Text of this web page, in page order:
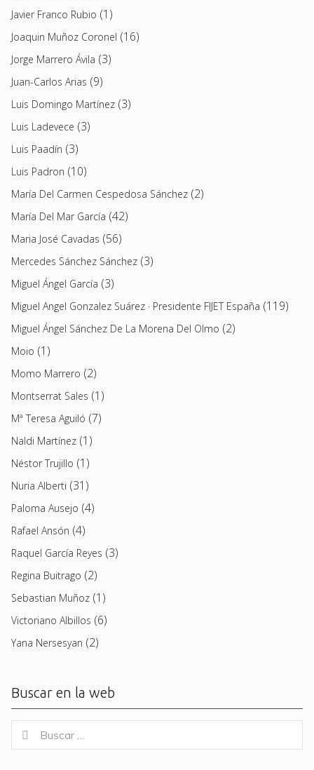
Javier Franco Rubio (1)
Joaquin Muñoz Coronel (16)
Jorge Marrero Ávila (3)
Juan-Carlos Arias (9)
Luis Domingo Martínez (3)
Luis Ladevece (3)
Luis Paadín (3)
Luis Padron (10)
María Del Carmen Cespedosa Sánchez (2)
María Del Mar García (42)
Maria José Cavadas (56)
Mercedes Sánchez Sánchez (3)
Miguel Ángel García (3)
Miguel Angel Gonzalez Suárez · Presidente FIJET España (119)
Miguel Ángel Sánchez De La Morena Del Olmo (2)
Moio (1)
Momo Marrero (2)
Montserrat Sales (1)
Mª Teresa Aguiló (7)
Naldi Martínez (1)
Néstor Trujillo (1)
Nuria Alberti (31)
Paloma Ausejo (4)
Rafael Ansón (4)
Raquel García Reyes (3)
Regina Buitrago (2)
Sebastian Muñoz (1)
Victoriano Albillos (6)
Yana Nersesyan (2)
Buscar en la web
for:
Buscar